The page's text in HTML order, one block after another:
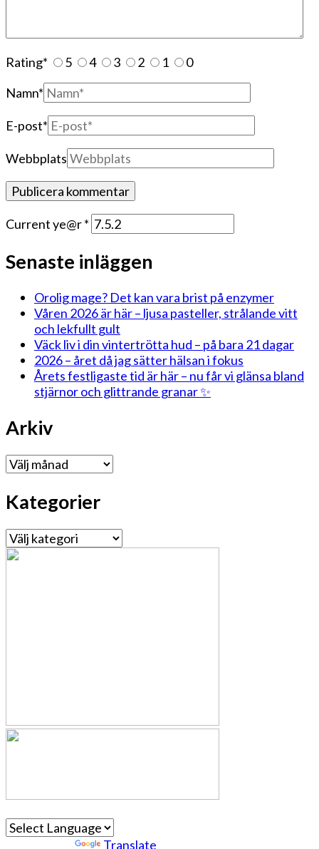
Rating* 5 4 3 2 1
0
Namn*
E-post*
Webbplats
Current ye@r*
Senaste inläggen
Orolig mage? Det kan vara brist på enzymer
Våren 2026 är här – ljusa pasteller, strålande vitt
och lekfullt gult
Väck liv i din vintertrötta hud – på bara 21 dagar
2026 – året då jag sätter hälsan i fokus
Årets festligaste tid är här – nu får vi glänsa bland
stjärnor och glittrande granar ✨
Arkiv
Arkiv
Kategorier
Kategorier
Translate